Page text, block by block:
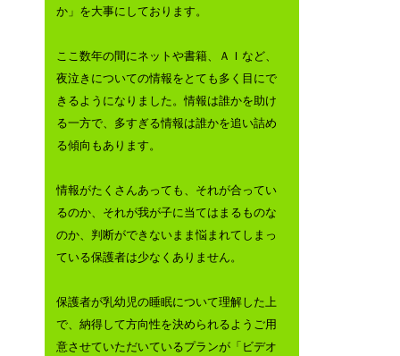
か」を大事にしております。
ここ数年の間にネットや書籍、ＡＩなど、
夜泣きについての情報をとても多く目にで
きるようになりました。情報は誰かを助け
る一方で、多すぎる情報は誰かを追い詰め
る傾向もあります。
情報がたくさんあっても、それが合ってい
るのか、それが我が子に当てはまるものな
のか、判断ができないまま悩まれてしまっ
ている保護者は少なくありません。
保護者が乳幼児の睡眠について理解した上
で、納得して方向性を決められるようご用
意させていただいているプランが「ビデオ